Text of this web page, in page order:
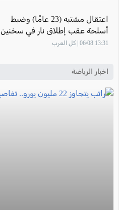
اعتقال مشتبه (23 عامًا) وضبط
أسلحة عقب إطلاق نار في سخنين
13:31 06/08 | كل العرب
اخبار الرياضة